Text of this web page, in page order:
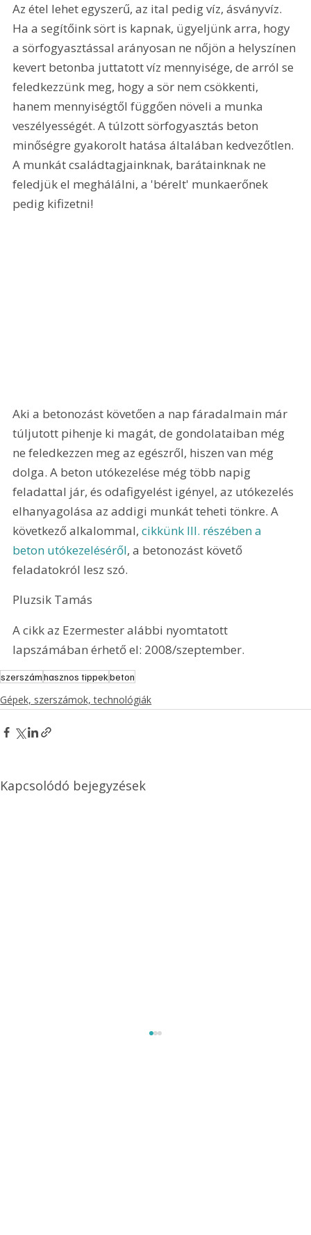
Az étel lehet egyszerű, az ital pedig víz, ásványvíz.
Ha a segítőink sört is kapnak, ügyeljünk arra, hogy
a sörfogyasztással arányosan ne nőjön a helyszínen
kevert betonba juttatott víz mennyisége, de arról se
feledkezzünk meg, hogy a sör nem csökkenti,
hanem mennyiségtől függően növeli a munka
veszélyességét. A túlzott sörfogyasztás beton
minőségre gyakorolt hatása általában kedvezőtlen.
A munkát családtagjainknak, barátainknak ne
feledjük el meghálálni, a 'bérelt' munkaerőnek
pedig kifizetni!
Aki a betonozást követően a nap fáradalmain már
túljutott pihenje ki magát, de gondolataiban még
ne feledkezzen meg az egészről, hiszen van még
dolga. A beton utókezelése még több napig
feladattal jár, és odafigyelést igényel, az utókezelés
elhanyagolása az addigi munkát teheti tönkre. A
következő alkalommal, cikkünk III. részében a
beton utókezeléséről, a betonozást követő
feladatokról lesz szó.
Pluzsik Tamás
A cikk az Ezermester alábbi nyomtatott
lapszámában érhető el: 2008/szeptember.
szerszámhasznos tippekbeton
Gépek, szerszámok, technológiák
Kapcsolódó bejegyzések